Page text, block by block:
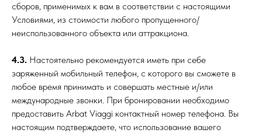
сборов, применимых к вам в соответствии с настоящими
Условиями, из стоимости любого пропущенного/
неиспользованного объекта или аттракциона.
4.3. Настоятельно рекомендуется иметь при себе
заряженный мобильный телефон, с которого вы сможете в
любое время принимать и совершать местные и/или
международные звонки. При бронировании необходимо
предоставить Arbat Viaggi контактный номер телефона. Вы
настоящим подтверждаете, что использование вашего